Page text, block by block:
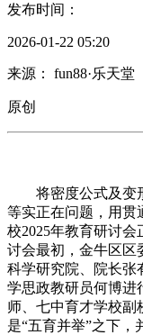
发布时间：
2026-01-22 05:20
来源： fun88·乐天堂
原创
将密度公式及变形
等实正在问题，用贯
校2025年教育研讨
讨会最初，金牛区区
科学研究院、院长张
学思政教研员何博进
师、七中育才学校副
是“五育并举”之下